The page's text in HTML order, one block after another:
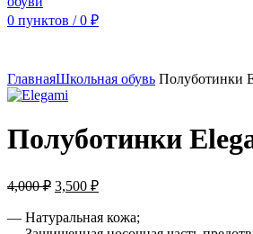
0 пунктов / 0 ₽
ГлавнаяШкольная обувь Полуботинки
Полуботинки
4,000₽ Первоначальная
составляла
3,500 ₽Текущая
3,500 ₽.
— Натуральная кожа;